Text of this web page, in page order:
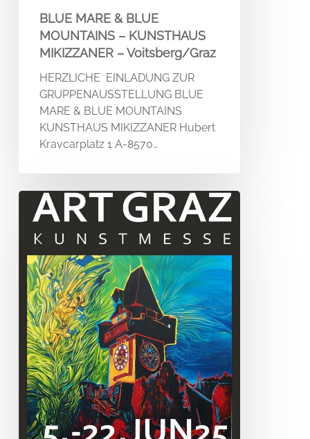
BLUE MARE & BLUE
MOUNTAINS – KUNSTHAUS
MIKIZZANER – Voitsberg/Graz
HERZLICHE EINLADUNG ZUR
GRUPPENAUSSTELLUNG BLUE
MARE & BLUE MOUNTAINS
KUNSTHAUS MIKIZZANER Hubert
Kravcarplatz 1 A-8570…
GRAZ
Kunstmesse
Artfactory
Graz